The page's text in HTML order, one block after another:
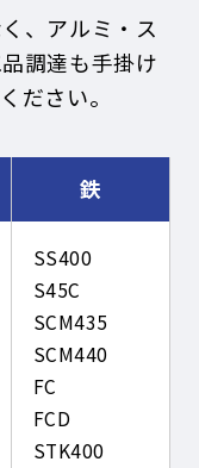
、アルミ・ス
調達も手掛け
ださい。
鉄
SS400
S45C
SCM435
SCM440
FC
FCD
STK400